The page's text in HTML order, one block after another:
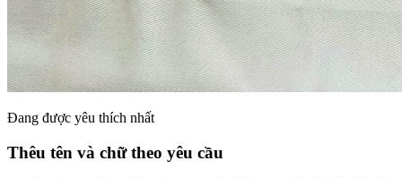
Đang được yêu thích nhất
Thêu tên và chữ theo yêu cầu